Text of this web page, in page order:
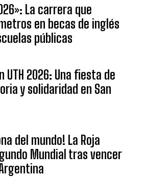
La carrera que
en becas de inglés
públicas
UTH 2026: Una fiesta de
y solidaridad en San
del mundo! La Roja
Mundial tras vencer